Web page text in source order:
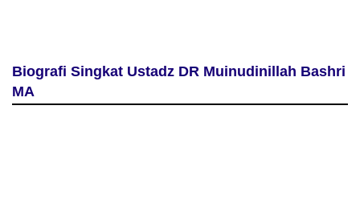
Biografi Singkat Ustadz DR Muinudinillah Bashri
MA